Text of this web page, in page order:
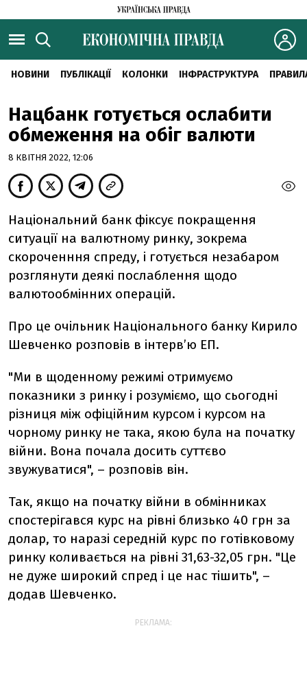
НОВИНИ ПУБЛІКАЦІЇ КОЛОНКИ ІНФРАСТРУКТУРА
Нацбанк готується ослабити
обмеження на обіг валюти
8 КВІТНЯ 2022, 12:06
Національний банк фіксує покращення
ситуації на валютному ринку, зокрема
скороченння спреду, і готується незабаром
розглянути деякі послаблення щодо
валютообмінних операцій.
Про це очільник Національного банку Кирило
Шевченко розповів в інтерв’ю ЕП.
"Ми в щоденному режимі отримуємо
показники з ринку і розуміємо, що сьогодні
різниця між офіційним курсом і курсом на
чорному ринку не така, якою була на початку
війни. Вона почала досить суттєво
звужуватися", – розповів він.
Так, якщо на початку війни в обмінниках
спостерігався курс на рівні близько 40 грн за
долар, то наразі середній курс по готівковому
ринку коливається на рівні 31,63-32,05 грн. "Це
не дуже широкий спред і це нас тішить", –
додав Шевченко.
РЕКЛАМА: